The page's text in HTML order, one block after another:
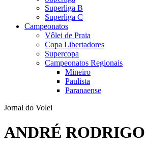
Superliga B
Superliga C
Campeonatos
Vôlei de Praia
Copa Libertadores
Supercopa
Campeonatos Regionais
Mineiro
Paulista
Paranaense
Jornal do Volei
ANDRÉ RODRIGO